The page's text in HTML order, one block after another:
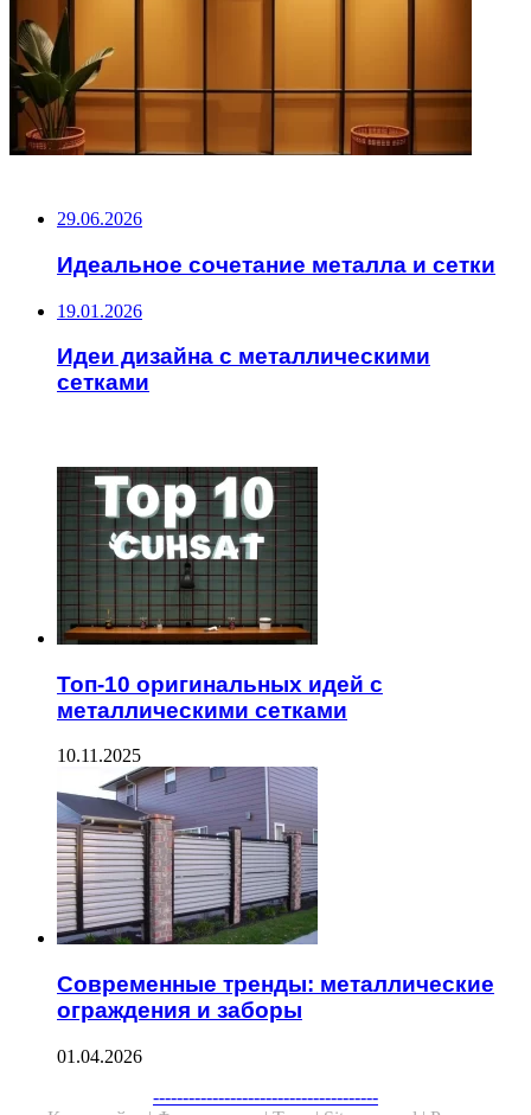
29.06.2026
Идеальное сочетание металла и сетки
19.01.2026
Идеи дизайна с металлическими
сетками
Топ-10 оригинальных идей с
металлическими сетками
10.11.2025
Современные тренды: металлические
ограждения и заборы
01.04.2026
--------------------------------------